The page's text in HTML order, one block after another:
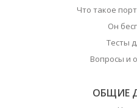
Что такое
Он
Тесты
Вопросы и
ОБЩИЕ